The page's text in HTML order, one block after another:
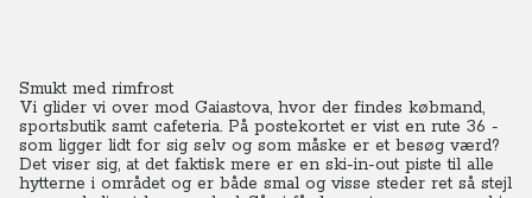
Smukt med rimfrost
Vi glider vi over mod Gaiastova, hvor der findes købmand,
sportsbutik samt cafeteria. På postekortet er vist en rute 36 -
som ligger lidt for sig selv og som måske er et besøg værd?
Det viser sig, at det faktisk mere er en ski-in-out piste til alle
hytterne i området og er både smal og visse steder ret så stejl